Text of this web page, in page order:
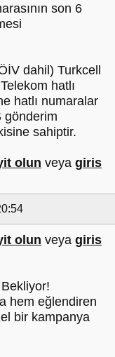
son 6
dahil) Turkcell
hatlı
hatlı numaralar
gönderim
sahiptir.
olun veya giris
olun veya giris
hem eğlendiren
bir kampanya